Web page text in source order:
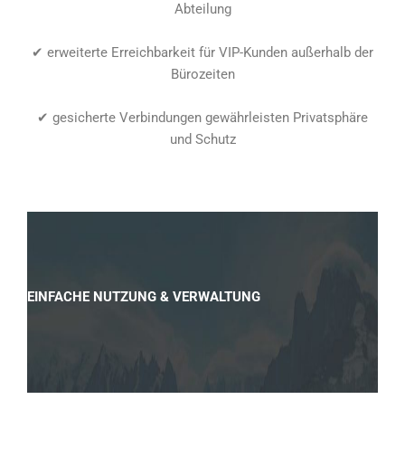
Abteilung
✔ erweiterte Erreichbarkeit für VIP-Kunden außerhalb der
Bürozeiten
✔ gesicherte Verbindungen gewährleisten Privatsphäre
und Schutz
EINFACHE NUTZUNG & VERWALTUNG